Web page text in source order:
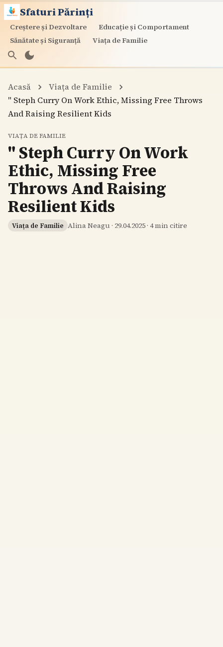
Sfaturi Părinți
Creștere și Dezvoltare
Educație și Comportament
Sănătate și Siguranță
Viața de Familie
Acasă
Viața de Familie
" Steph Curry On Work Ethic, Missing Free Throws
And Raising Resilient Kids
VIAȚA DE FAMILIE
" Steph Curry On Work
Ethic, Missing Free
Throws And Raising
Resilient Kids
Viața de Familie Alina Neagu · 29.04.2025 · 4min citire